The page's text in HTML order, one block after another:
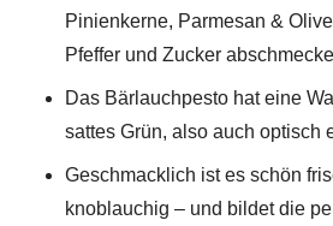
Pinienkerne, Parmesan &
Pfeffer und Zucker
Das Bärlauchpesto hat eine
sattes Grün, also auch optisch
Geschmacklich ist es schön
knoblauchig – und bildet die